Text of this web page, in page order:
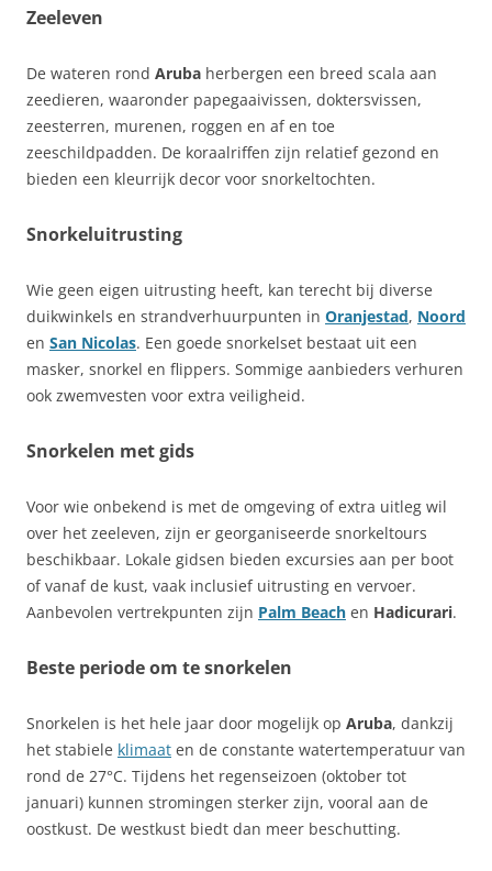
Zeeleven
De wateren rond Aruba herbergen een breed scala aan
zeedieren, waaronder papegaaivissen, doktersvissen,
zeesterren, murenen, roggen en af en toe
zeeschildpadden. De koraalriffen zijn relatief gezond en
bieden een kleurrijk decor voor snorkeltochten.
Snorkeluitrusting
Wie geen eigen uitrusting heeft, kan terecht bij diverse
duikwinkels en strandverhuurpunten in Oranjestad, Noord
en San Nicolas. Een goede snorkelset bestaat uit een
masker, snorkel en flippers. Sommige aanbieders verhuren
ook zwemvesten voor extra veiligheid.
Snorkelen met gids
Voor wie onbekend is met de omgeving of extra uitleg wil
over het zeeleven, zijn er georganiseerde snorkeltours
beschikbaar. Lokale gidsen bieden excursies aan per boot
of vanaf de kust, vaak inclusief uitrusting en vervoer.
Aanbevolen vertrekpunten zijn Palm Beach en Hadicurari.
Beste periode om te snorkelen
Snorkelen is het hele jaar door mogelijk op Aruba, dankzij
het stabiele klimaat en de constante watertemperatuur van
rond de 27°C. Tijdens het regenseizoen (oktober tot
januari) kunnen stromingen sterker zijn, vooral aan de
oostkust. De westkust biedt dan meer beschutting.